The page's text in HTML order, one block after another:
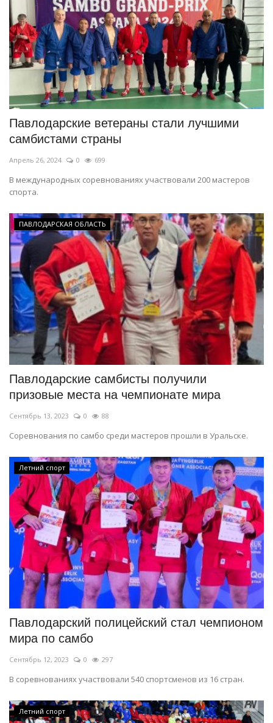
Павлодарские ветераны стали лучшими
самбистами страны
Апрель 26, 2024 0 699
В международных соревнованиях участвовали 200 мастеров
спорта.
ПАВЛОДАРСКАЯ ОБЛАСТЬ
Павлодарские самбисты получили
призовые места на чемпионате мира
Сентябрь 13, 2023 0 88
Соревнования по самбо среди мастеров прошли в Уральске.
Летний спорт
Павлодарский полицейский стал чемпионом
мира по самбо
Сентябрь 12, 2023 0 297
В соревнованиях участвовали 540 спортсменов из 16 стран.
Летний спорт